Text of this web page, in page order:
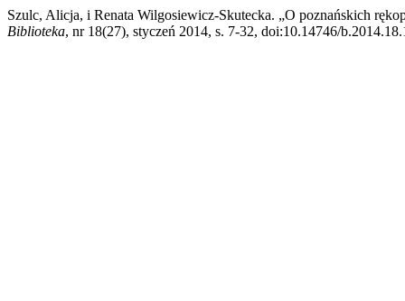
Szulc, Alicja, i Renata Wilgosiewicz-Skutecka. „O poznańskich
Biblioteka, nr 18(27), styczeń 2014, s. 7-32, doi:10.14746/